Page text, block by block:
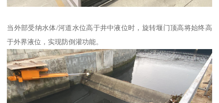
当外部受纳水体/河道水位高于井中液位时，旋转堰门顶高将始终高
于外界液位，实现防倒灌功能。